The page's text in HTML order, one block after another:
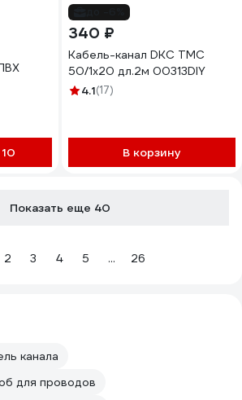
340 ₽
Кабель-канал DKC TMC
50/1x20 дл.2м 00313DIY
4.1(17)
В корзину
Показать еще 40
2 3 4 5 ... 26
канала
для проводов